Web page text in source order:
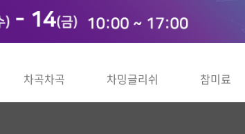
차곡차곡 차밍글리쉬 참미료